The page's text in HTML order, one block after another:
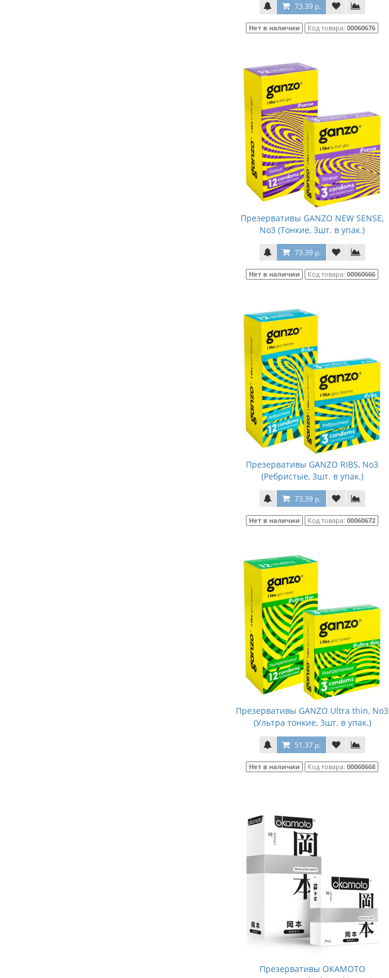
73.39 р.
Нет в наличии Код товара:00060676
Презервативы GANZO NEW SENSE,
No3 (Тонкие, 3шт. в упак.)
73.39 р.
Нет в наличии Код товара:00060666
Презервативы GANZO RIBS, No3
(Ребристые, 3шт. в упак.)
73.39 р.
Нет в наличии Код товара:00060672
Презервативы GANZO Ultra thin, No3
(Ультра тонкие, 3шт. в упак.)
51.37 р.
Нет в наличии Код товара:00060668
Презервативы OKAMOTO